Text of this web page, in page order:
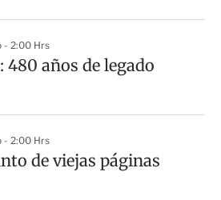
- 2:00 Hrs
480 años de legado
- 2:00 Hrs
de viejas páginas